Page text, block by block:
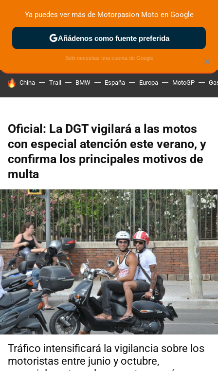
ZONA DE PRUEBAS DEPORTIVAS MOTOS ELÉCTRICAS
HOY SE HABLA DE
China Trail BMW España Europa MotoGP
Oficial: La DGT vigilará a las motos
con especial atención este verano, y
confirma los principales motivos de
multa
Tráfico intensificará la vigilancia sobre los
motoristas entre junio y octubre,
×
Ya puedes ver más de Motorpasion Moto en Google
Añádenos como fuente preferida
Solo necesitas una cuenta de Google